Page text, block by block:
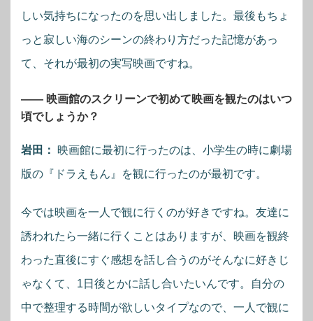
しい気持ちになったのを思い出しました。最後もちょ
っと寂しい海のシーンの終わり方だった記憶があっ
て、それが最初の実写映画ですね。
―― 映画館のスクリーンで初めて映画を観たのはいつ
頃でしょうか？
岩田：
映画館に最初に行ったのは、小学生の時に劇場
版の『ドラえもん』を観に行ったのが最初です。
今では映画を一人で観に行くのが好きですね。友達に
誘われたら一緒に行くことはありますが、映画を観終
わった直後にすぐ感想を話し合うのがそんなに好きじ
ゃなくて、1日後とかに話し合いたいんです。自分の
中で整理する時間が欲しいタイプなので、一人で観に